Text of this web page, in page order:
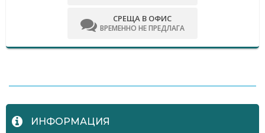
СРЕЩА В ОФИС
ВРЕМЕННО НЕ ПРЕДЛАГА
ИНФОРМАЦИЯ